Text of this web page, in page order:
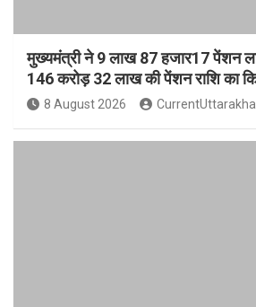
मुख्यमंत्री ने 9 लाख 87 हजार17 पेंशन
146 करोड़ 32 लाख की पेंशन राशि का
8 August 2026